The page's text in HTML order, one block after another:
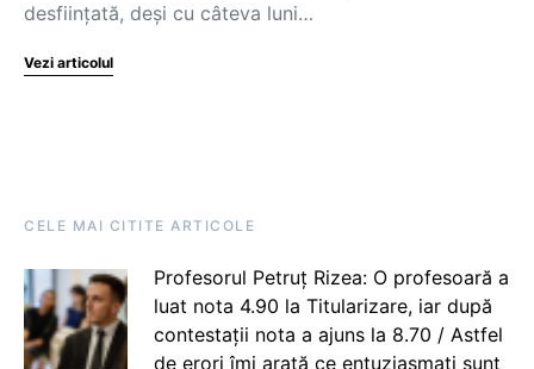
desfiinţată, deşi cu câteva luni…
Vezi articolul
CELE MAI CITITE ARTICOLE
Profesorul Petruț Rizea: O profesoară a
luat nota 4.90 la Titularizare, iar după
contestații nota a ajuns la 8.70 / Astfel
de erori îmi arată ce entuziasmați sunt